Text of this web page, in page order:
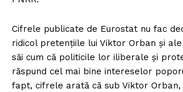
Cifrele publicate de Eurostat nu fac
ridicol pretențiile lui Viktor Orban și
săi cum că politicile lor iliberale și
răspund cel mai bine intereselor
fapt, cifrele arată că sub Viktor Orban,